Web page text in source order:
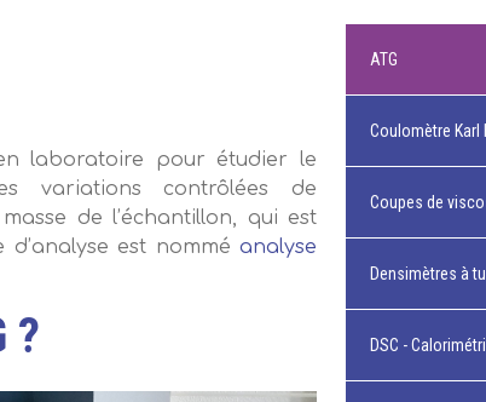
laboratoire pour étudier le
variations contrôlées de
de l’échantillon, qui est
est nommé analyse
?
ATG
Coulomètre Karl
Coupes de
Densimètres à
DSC -